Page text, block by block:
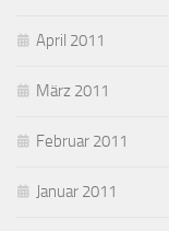
April 2011
März 2011
Februar 2011
Januar 2011